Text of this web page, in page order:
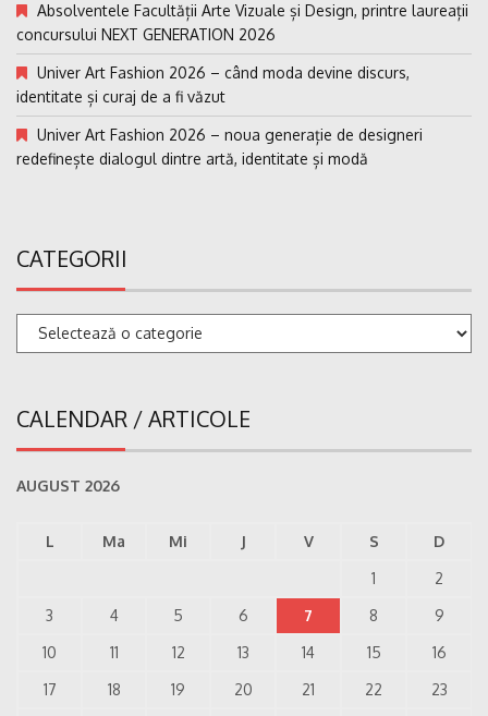
Absolventele Facultății Arte Vizuale și Design, printre laureații
concursului NEXT GENERATION 2026
Univer Art Fashion 2026 – când moda devine discurs,
identitate și curaj de a fi văzut
Univer Art Fashion 2026 – noua generație de designeri
redefinește dialogul dintre artă, identitate și modă
CATEGORII
Categorii
CALENDAR / ARTICOLE
AUGUST 2026
L Ma Mi J V S
D
1
2
3
4 5 6 7 8
9
10
11 12 13 14 15
16
17
18 19 20 21 22
23